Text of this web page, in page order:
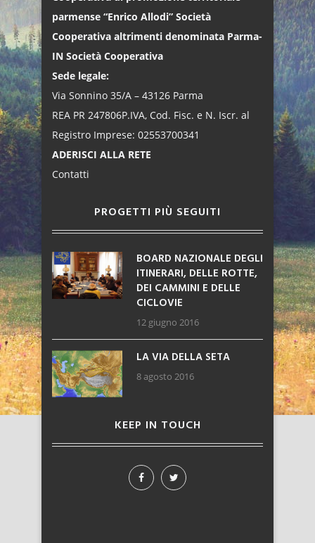
parmense “Enrico Allodi” Società
Cooperativa altrimenti denominata Parma-
IN Società Cooperativa
Sede legale:
Via Sonnino 35/A – 43126 Parma
REA PR 247806P.IVA, Cod. Fisc. e N. Iscr. al
Registro Imprese: 02553700341
ADERISCI ALLA RETE
Contatti
PROGETTI PIÙ SEGUITI
BOARD NAZIONALE DEGLI
ITINERARI, DELLE ROTTE,
DEI CAMMINI E DELLE
CICLOVIE
12 giugno 2016
LA VIA DELLA SETA
8 agosto 2016
KEEP IN TOUCH